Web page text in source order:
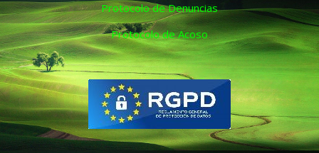
Protocolo de Denuncias
Protocolo de Acoso